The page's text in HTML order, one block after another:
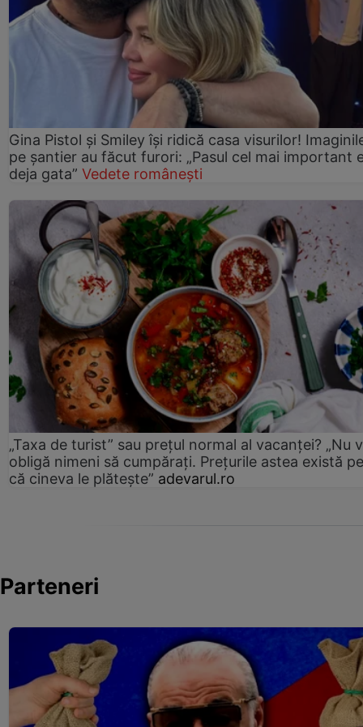
Gina Pistol și Smiley își ridică casa visurilor!
pe șantier au făcut furori: „Pasul cel mai important
deja gata” Vedete românești
„Taxa de turist” sau prețul normal al vacanței? „Nu
obligă nimeni să cumpărați. Prețurile astea există
că cineva le plătește” adevarul.ro
Parteneri